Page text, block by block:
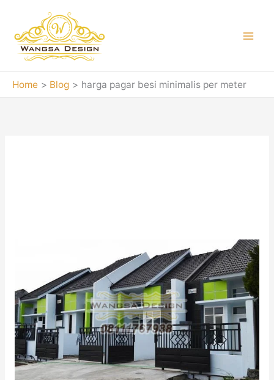
content
Home Blog harga pagar besi minimalis per meter
besi
Minimalis
Jakarta